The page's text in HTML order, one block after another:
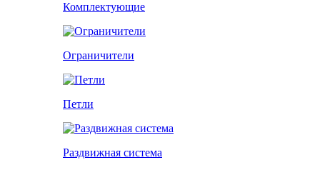
Комплектующие
Ограничители
Петли
Раздвижная система